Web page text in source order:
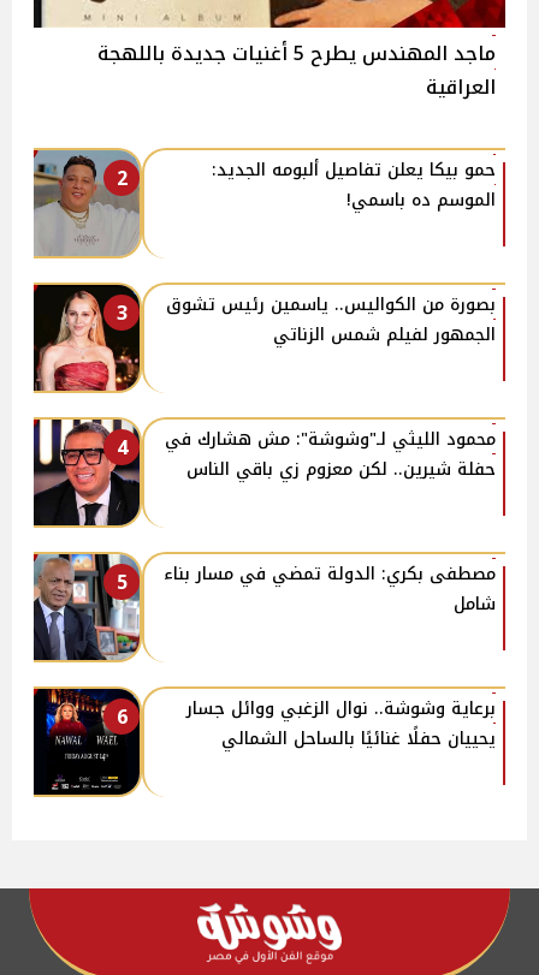
ماجد المهندس يطرح 5 أغنيات جديدة باللهجة
العراقية
2
حمو بيكا يعلن تفاصيل ألبومه الجديد:
الموسم ده باسمي!
3
بصورة من الكواليس.. ياسمين رئيس تشوق
الجمهور لفيلم شمس الزناتي
4
محمود الليثي لـ"وشوشة": مش هشارك في
حفلة شيرين.. لكن معزوم زي باقي الناس
5
مصطفى بكري: الدولة تمضي في مسار بناء
شامل
6
برعاية وشوشة.. نوال الزغبي ووائل جسار
يحييان حفلًا غنائيًا بالساحل الشمالي